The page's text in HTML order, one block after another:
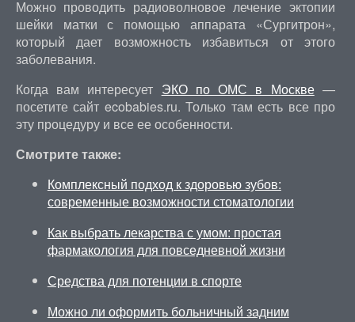
Можно проводить радиоволновое лечение эктопии
шейки матки с помощью аппарата «Сургитрон»,
который дает возможность избавиться от этого
заболевания.
Когда вам интересует ЭКО по ОМС в Москве—
посетите сайт ecobabies.ru. Только там есть все про
эту процедуру и все ее особенности.
Смотрите также:
Комплексный подход к здоровью зубов:
современные возможности стоматологии
Как выбрать лекарства с умом: простая
фармакология для повседневной жизни
Средства для потенции в спорте
Можно ли оформить больничный задним